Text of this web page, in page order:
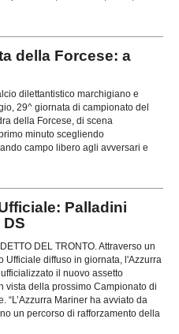
della Forcese: a
dilettantistico marchigiano e
29^ giornata di campionato del
della Forcese, di scena
minuto scegliendo
campo libero agli avversari e
Palladini
DEL TRONTO. Attraverso un
Ufficiale diffuso in giornata, l'Azzurra
il nuovo assetto
vista della prossimo Campionato di
“L’Azzurra Mariner ha avviato da
un percorso di rafforzamento della